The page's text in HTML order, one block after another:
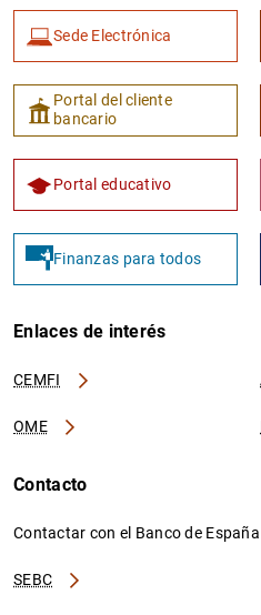
Sede Electrónica
Portal del cliente
bancario
Portal educativo
Finanzas para todos
Enlaces de interés
CEMFI
OME
Contacto
Contactar con el Banco de España
SEBC